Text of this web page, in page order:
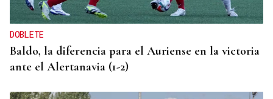
DOBLETE
Baldo, la diferencia para el Auriense en la victoria
ante el Alertanavia (1-2)